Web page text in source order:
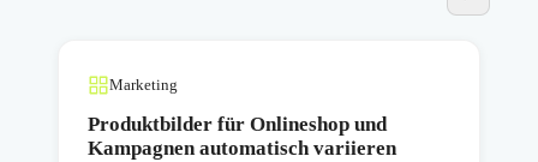
Marketing
Produktbilder für Onlineshop und
Kampagnen automatisch variieren